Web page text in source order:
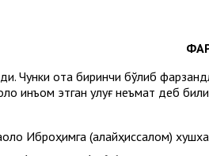
Чунки ота биринчи бўлиб
инъом этган улуғ неъмат деб
Иброҳимга (алайҳиссалом)